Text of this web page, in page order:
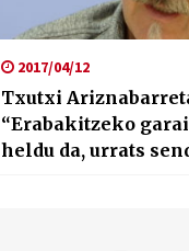
2017/04/12
Txutxi
“Erabakitzeko
heldu da, urrats